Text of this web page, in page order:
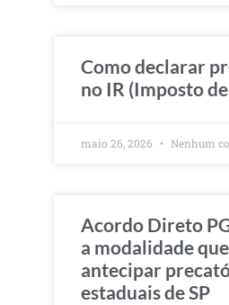
Como declarar
no IR (Imposto
maio 26, 2026 Nenhum
Acordo Direto
a modalidade
antecipar
estaduais de SP